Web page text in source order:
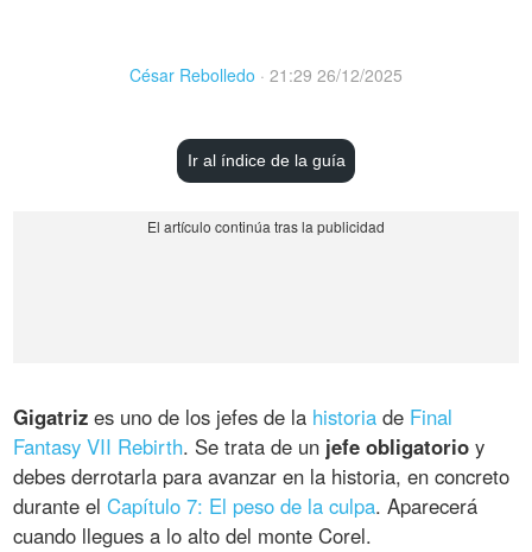
César Rebolledo · 21:29 26/12/2025
Ir al índice de la guía
Gigatriz es uno de los jefes de la historia de Final
Fantasy VII Rebirth. Se trata de un jefe obligatorio y
debes derrotarla para avanzar en la historia, en concreto
durante elCapítulo 7: El peso de la culpa. Aparecerá
cuando llegues a lo alto del monte Corel.